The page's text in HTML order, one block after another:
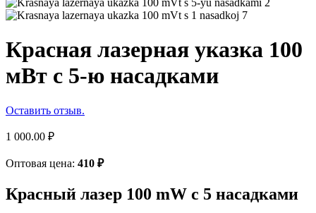
Красная лазерная указка 100
мВт с 5-ю насадками
Оставить отзыв.
1 000.00 ₽
Оптовая цена: 410 ₽
Красный лазер 100 mW с 5 насадками